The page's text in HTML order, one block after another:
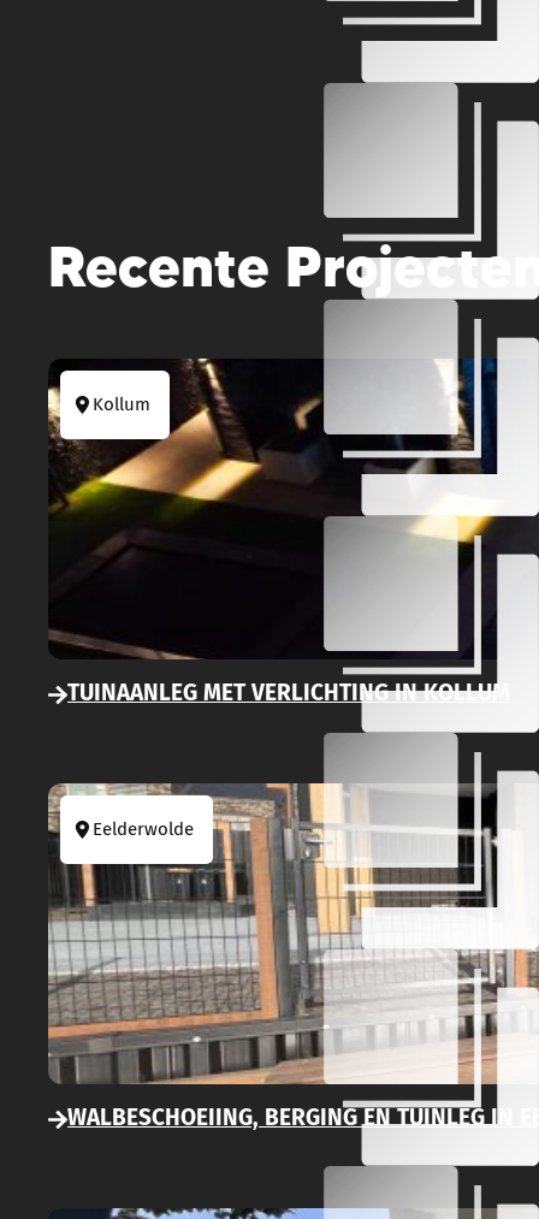
Recente
Kollum
TUINAANLEG MET VERLICHTING IN KOLLUM
Eelderwolde
WALBESCHOEIING, BERGING EN TUINLEG IN